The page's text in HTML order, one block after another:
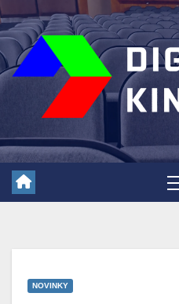
Skip
to
content
NOVINKY